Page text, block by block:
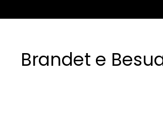
Brandet e